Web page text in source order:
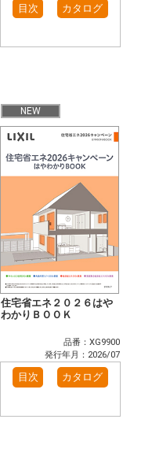
目次 カタログ
NEW
住宅省エネ２０２６はや
わかりＢＯＯＫ
品番：XG9900
発行年月：2026/07
目次 カタログ